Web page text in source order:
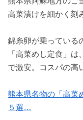
高菜漬けを細かく刻
錦糸卵が乗っている
「高菜めし定食」
で激安。コスパの高
熊本県名物の「高菜
５選…